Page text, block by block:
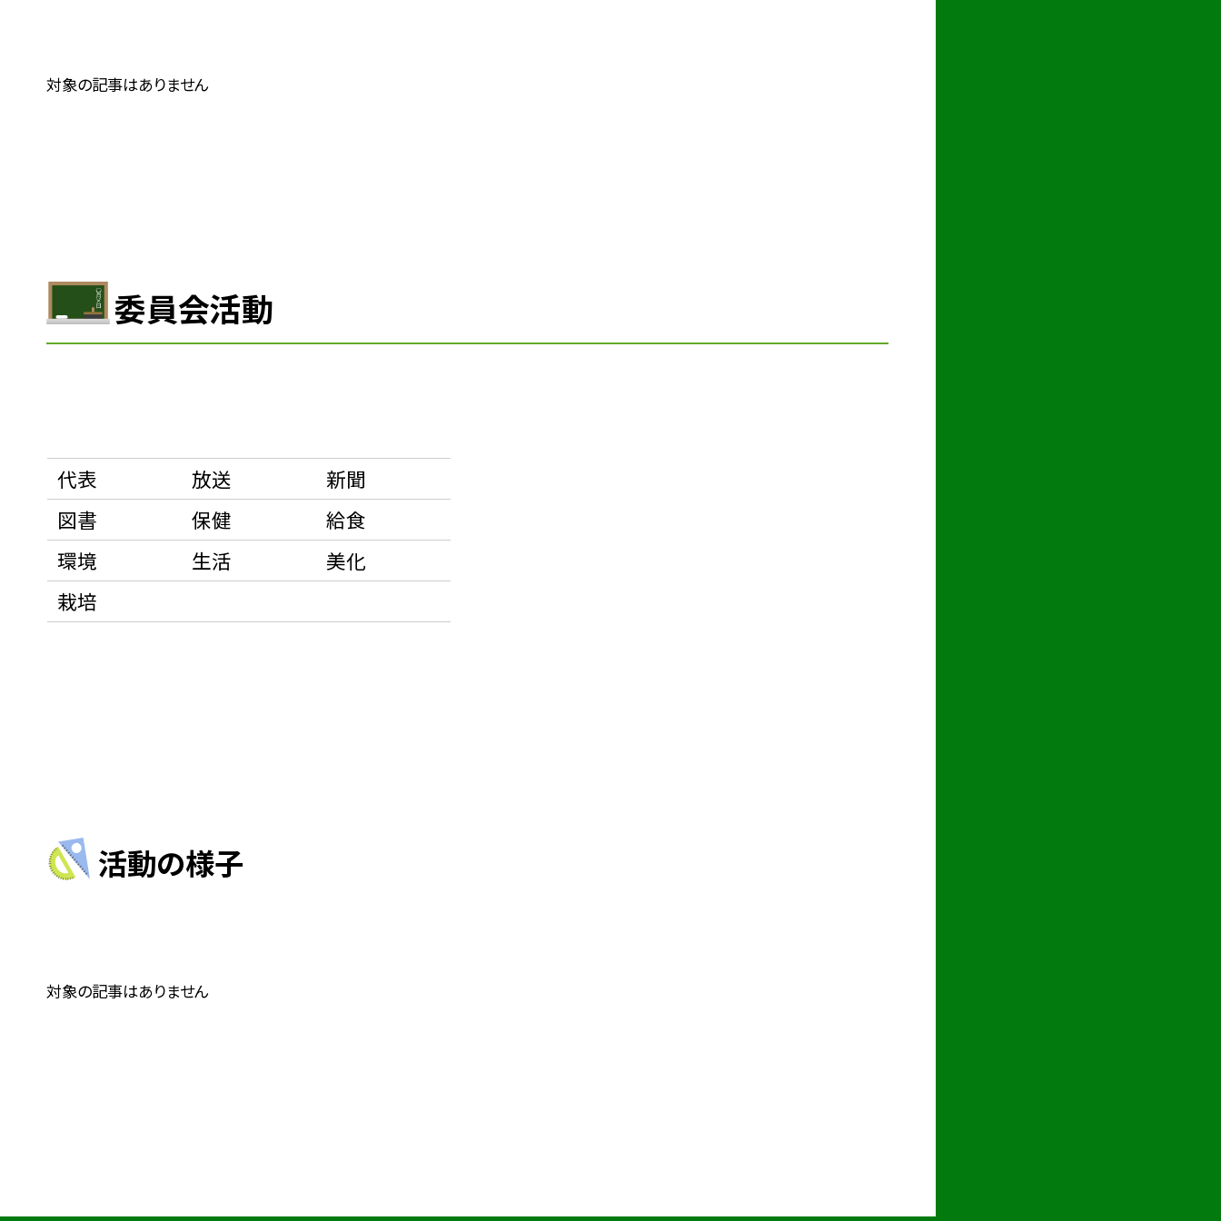
対象の記事はありません
委員会活動
代表 放送
新聞
図書
保健
給食
環境
生活
美化
栽培
活動の様子
対象の記事はありません